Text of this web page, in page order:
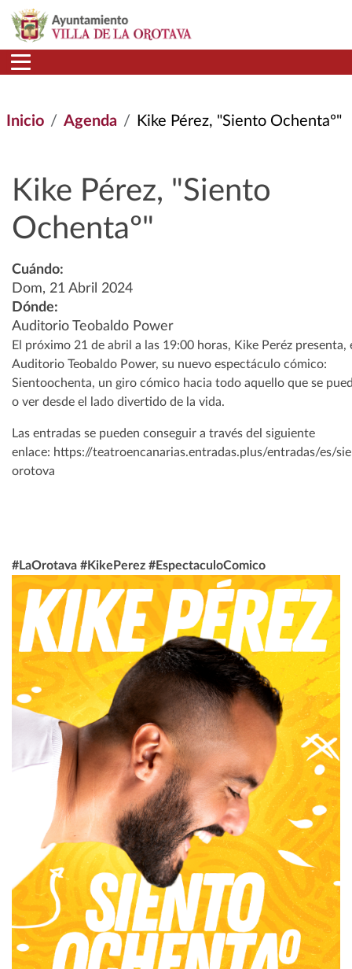
Pasar al contenido principal
Inicio Agenda Kike Pérez, "Siento Ochentaº"
Kike Pérez, "Siento
Ochentaº"
Cuándo:
Dom, 21 Abril 2024
Dónde:
Auditorio Teobaldo Power
El próximo 21 de abril a las 19:00 horas, Kike Peréz presenta,
Auditorio Teobaldo Power, su nuevo espectáculo cómico:
Sientoochenta, un giro cómico hacia todo aquello que se
o ver desde el lado divertido de la vida.
Las entradas se pueden conseguir a través del siguiente
enlace: https://teatroencanarias.entradas.plus/entradas/es/
orotova
#LaOrotava #KikePerez #EspectaculoComico